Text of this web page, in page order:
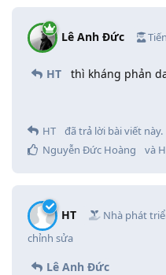
Lê Anh Đức
HT thì kháng phản
HT
đã trả lời bài viết này.
Nguyễn Đức Hoàng
và
HT Nhà phát
chỉnh sửa
Lê Anh Đức